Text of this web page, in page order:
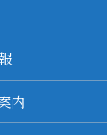
内